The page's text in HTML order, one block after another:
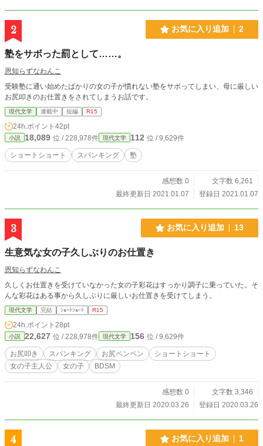
2 お気に入り追加 2
塾をサボった罰として……。
恩知らずなわんこ
受験塾に通い始めたばかりの女の子が慣れない塾をサボってしまい、母に厳しい
お尻叩きのお仕置きをされてしまうお話です。
現代文学 連載中 短編 R15
24h.ポイント 42pt
小説 18,089 位 / 228,978件 現代文学 112 位 / 9,629件
ショートショート スパンキング 塾
感想数 0
文字数 6,261
最終更新日 2021.01.07
登録日 2021.01.07
3 お気に入り追加 13
生意気な女の子久しぶりのお仕置き
恩知らずなわんこ
久しくお仕置きを受けていなかった女の子彩花はすっかり調子に乗っていた。そ
んな彩花はある事から久しぶりに厳しいお仕置きを受けてしまう。
現代文学 完結 ｼｮｰﾄｼｮｰﾄ R15
24h.ポイント 28pt
小説 22,627 位 / 228,978件 現代文学 156 位 / 9,629件
お尻叩き スパンキング お尻ペンペン
ショートショート
女の子主人公
女の子 BDSM
感想数 0
文字数 3,346
最終更新日 2020.03.26
登録日 2020.03.26
4 お気に入り追加 1